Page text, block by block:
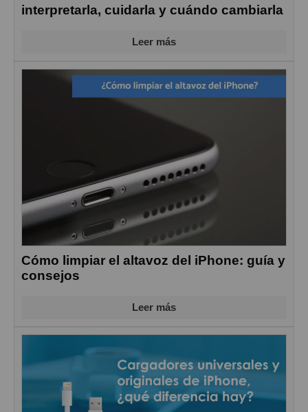
interpretarla, cuidarla y cuándo cambiarla
Leer más
Cómo limpiar el altavoz del iPhone: guía y
consejos
Leer más